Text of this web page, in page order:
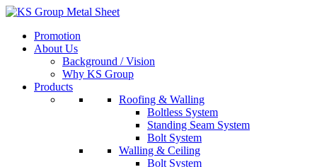
Skip
contentPromotion
About Us
Background / Vision
Why KS Group
Products
Roofing & Walling
Boltless System
Standing Seam System
Bolt System
Walling & Ceiling
Bolt System